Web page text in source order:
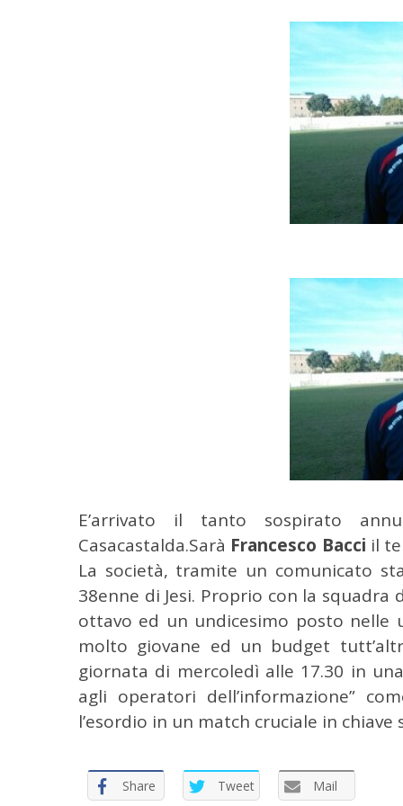
E’arrivato il tanto sospirato
Casacastalda.Sarà Francesco Bacci il
La società, tramite un comunicato
38enne di Jesi. Proprio con la
ottavo ed un undicesimo posto nelle
molto giovane ed un budget
giornata di mercoledì alle 17.30 in
agli operatori dell’informazione”
l’esordio in un match cruciale in
Share Tweet Mail
e
r
c
a
e
r
: